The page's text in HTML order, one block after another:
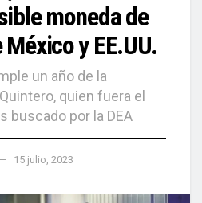
moneda de
y EE.UU.
un año de la
quien fuera el
buscado por la DEA
15 julio, 2023